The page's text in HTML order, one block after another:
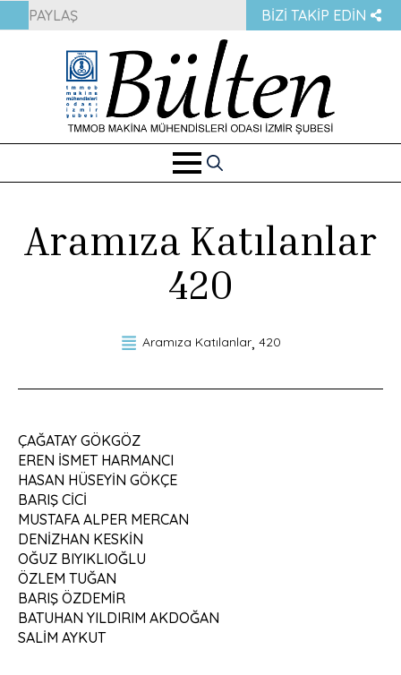
PAYLAŞ BIZI TAKIP EDIN
Search
Aramıza Katılanlar
420
Aramıza Katılanlar 420
ÇAĞATAY GÖKGÖZ
EREN İSMET HARMANCI
HASAN HÜSEYİN GÖKÇE
BARIŞ CİCİ
MUSTAFA ALPER MERCAN
DENİZHAN KESKİN
OĞUZ BIYIKLIOĞLU
ÖZLEM TUĞAN
BARIŞ ÖZDEMİR
BATUHAN YILDIRIM AKDOĞAN
SALİM AYKUT